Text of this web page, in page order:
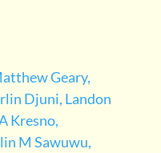
Geary,
Djuni, Landon
Kresno,
M Sawuwu,